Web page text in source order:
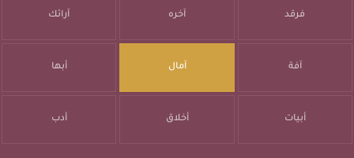
فرقد آخره آرائك
آفة آمال أبها
أبيات أخلاق أدب